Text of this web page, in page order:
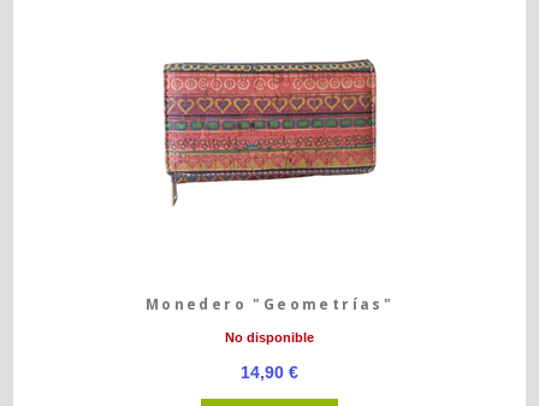
Monedero "Geometrías"
No disponible
14,90 €